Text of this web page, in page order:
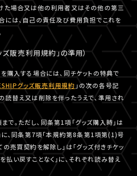
た場合又は他の利用者又はその他の第三
には、自己の責任及び費用負担でこれを
販売利用規約」の準用）
購入する場合には、同チケットの特典で
グッズ販売利用規約 」の次の各号記
読替え又は削除を伴ったうえで、準用され
。ただし、同条第1項「グッズ購入時」は
に、同条第7項「本規約第8条第1項第(1)号
売買契約を解除し」は「グッズ付きチケッ
い戻すことなく」に、それぞれ読み替え